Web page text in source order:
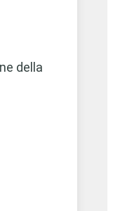
della